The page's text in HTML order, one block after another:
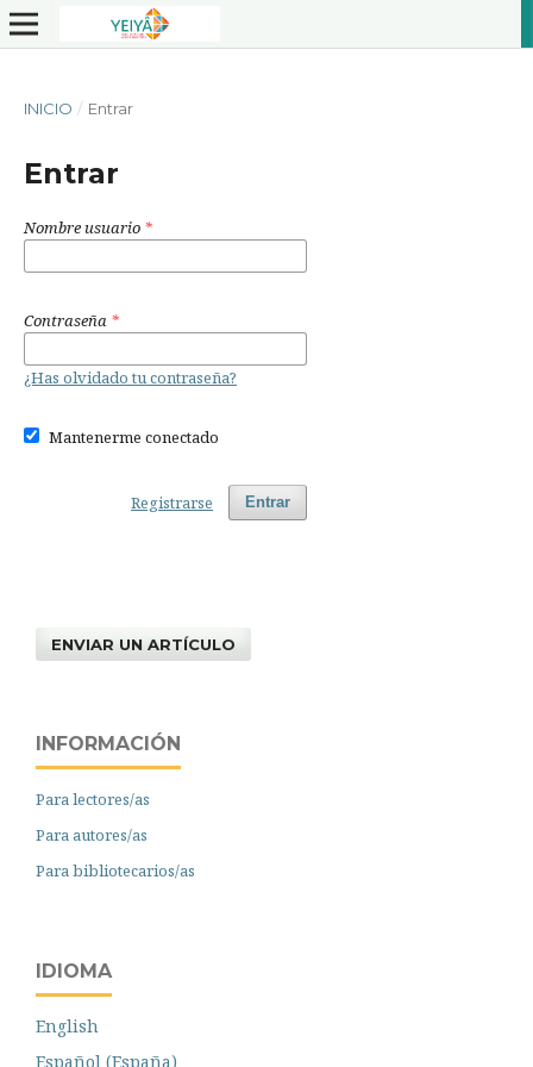
INICIO / Entrar
Entrar
Nombre usuario *
Contraseña *
¿Has olvidado tu contraseña?
Mantenerme conectado
Entrar
Registrarse
ENVIAR UN ARTÍCULO
INFORMACIÓN
Para lectores/as
Para autores/as
Para bibliotecarios/as
IDIOMA
English
Español (España)